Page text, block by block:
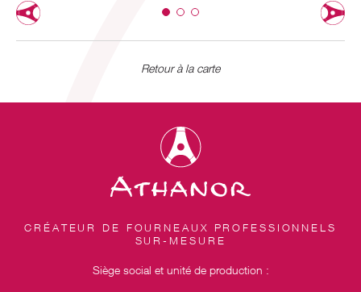
Retour à la carte
CRÉATEUR DE FOURNEAUX PROFESSIONNELS
SUR-MESURE
Siège social et unité de production :